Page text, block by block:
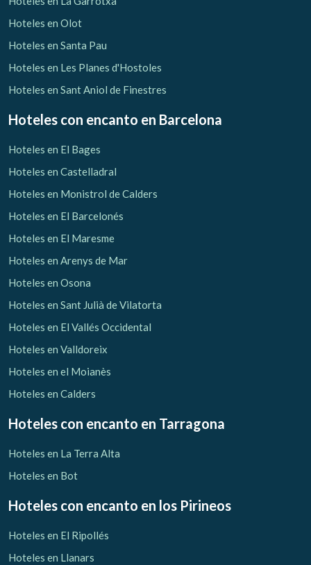
Verificar localizador
Hoteles en Olot
Hoteles en Santa Pau
Hoteles en Les Planes d'Hostoles
Hoteles en Sant Aniol de Finestres
Hoteles con encanto en Barcelona
Hoteles en El Bages
Hoteles en Castelladral
Hoteles en Monistrol de Calders
Hoteles en El Barcelonés
Hoteles en El Maresme
Hoteles en Arenys de Mar
Hoteles en Osona
Hoteles en Sant Julià de Vilatorta
Hoteles en El Vallés Occidental
Hoteles en Valldoreix
Hoteles en el Moianès
Hoteles en Calders
Hoteles con encanto en Tarragona
Hoteles en La Terra Alta
Hoteles en Bot
Hoteles con encanto en los Pirineos
Hoteles en El Ripollés
Hoteles en Llanars